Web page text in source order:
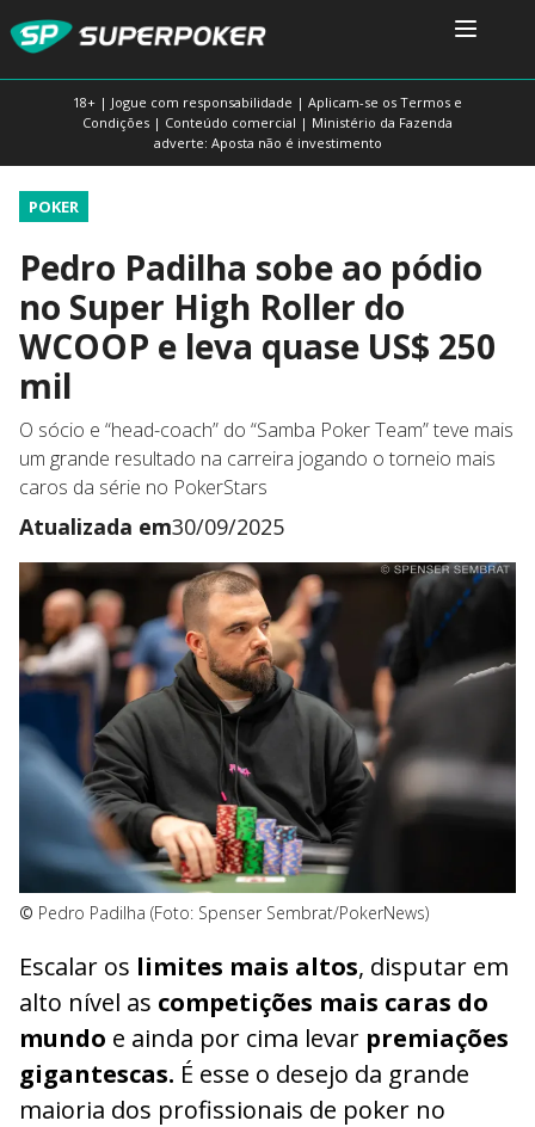
18+ | Jogue com responsabilidade | Aplicam-se os Termos e
Condições | Conteúdo comercial | Ministério da Fazenda
adverte: Aposta não é investimento
POKER
Pedro Padilha sobe ao pódio
no Super High Roller do
WCOOP e leva quase US$ 250
mil
O sócio e “head-coach” do “Samba Poker Team” teve mais
um grande resultado na carreira jogando o torneio mais
caros da série no PokerStars
Atualizada em30/09/2025
© Pedro Padilha (Foto: Spenser Sembrat/PokerNews)
Escalar os limites mais altos, disputar em
alto nível as competições mais caras do
mundo e ainda por cima levar premiações
gigantescas. É esse o desejo da grande
maioria dos profissionais de poker no